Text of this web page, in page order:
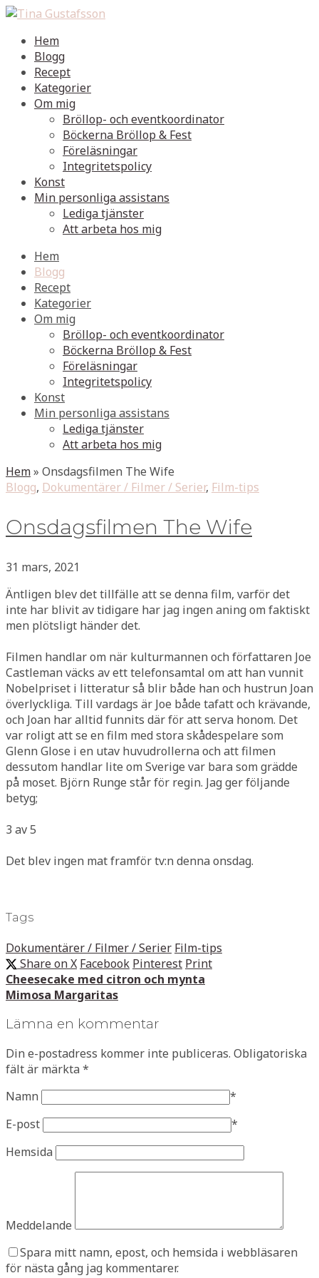
Hem
Blogg
Recept
Kategorier
Om mig
Bröllop- och eventkoordinator
Böckerna Bröllop & Fest
Föreläsningar
Integritetspolicy
Konst
Min personliga assistans
Lediga tjänster
Att arbeta hos mig
Hem
Blogg
Recept
Kategorier
Om mig
Bröllop- och eventkoordinator
Böckerna Bröllop & Fest
Föreläsningar
Integritetspolicy
Konst
Min personliga assistans
Lediga tjänster
Att arbeta hos mig
Hem» Onsdagsfilmen The Wife
Blogg, Dokumentärer / Filmer / Serier, Film-tips
Onsdagsfilmen The Wife
31 mars, 2021
Äntligen blev det tillfälle att se denna film, varför det
inte har blivit av tidigare har jag ingen aning om faktiskt
men plötsligt händer det.
Filmen handlar om när kulturmannen och författaren Joe
Castleman väcks av ett telefonsamtal om att han vunnit
Nobelpriset i litteratur så blir både han och hustrun Joan
överlyckliga. Till vardags är Joe både tafatt och krävande,
och Joan har alltid funnits där för att serva honom. Det
var roligt att se en film med stora skådespelare som
Glenn Glose i en utav huvudrollerna och att filmen
dessutom handlar lite om Sverige var bara som grädde
på moset. Björn Runge står för regin. Jag ger följande
betyg;
3 av 5
Det blev ingen mat framför tv:n denna onsdag.
Tags
Dokumentärer / Filmer / Serier Film-tips
Share on X Facebook Pinterest Print
Cheesecake med citron och mynta
Mimosa Margaritas
Lämna en kommentar
Din e-postadress kommer inte publiceras. Obligatoriska
fält är märkta *
Namn
*
E-post
*
Hemsida
Meddelande
Spara mitt namn, epost, och hemsida i webbläsaren
för nästa gång jag kommentarer.